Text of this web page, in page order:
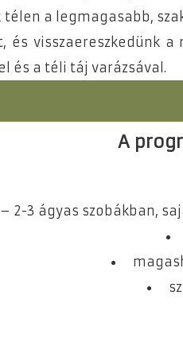
a legmagasabb,
visszaereszkedünk a
és a téli táj varázsával.
A
2-3 ágyas szobákban,